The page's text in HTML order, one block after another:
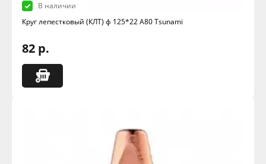
В наличии
Круг лепестковый (КЛТ) ф 125*22 А80 Tsunami
82 р.